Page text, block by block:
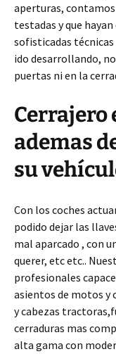
aperturas,
testadas y que
sofisticadas
ido desarrollando,
puertas ni en la
Cerrajero
ademas
su
Con los coches
podido dejar las
mal aparcado , con
querer, etc etc..
profesionales
asientos de motos y
y cabezas
cerraduras mas
alta gama con